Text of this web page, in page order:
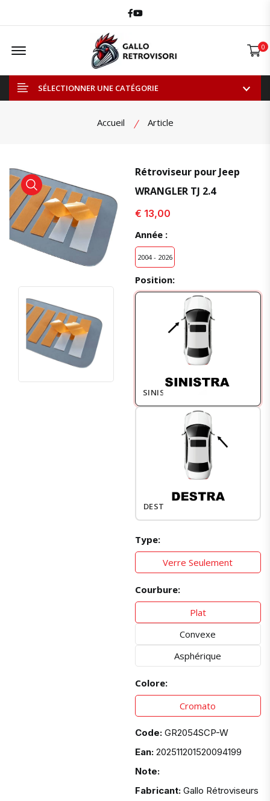
Facebook
Youtube
Offcanvas Menu Open 0
SÉLECTIONNER UNE CATÉGORIE
Accueil Article
voir le produit
Rétroviseur pour Jeep
WRANGLER TJ 2.4
€ 13,00
Année :
2004 - 2026
Position:
SINISTRO
DESTRO
Type:
Verre Seulement
Courbure:
Plat
Convexe
Asphérique
Colore:
Cromato
Code: GR2054SCP-W
Ean: 202511201520094199
Note:
Fabricant: Gallo Rétroviseurs